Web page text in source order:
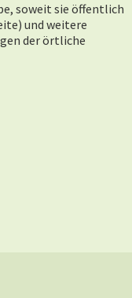
soweit sie öffentlich
und weitere
der örtliche